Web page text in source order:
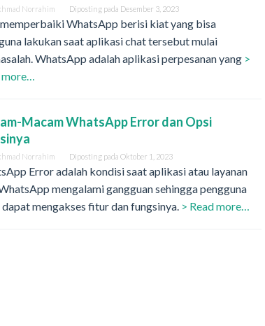
Norrahim Diposting pada Desember 3, 2023
WhatsApp berisi kiat yang bisa
lakukan saat aplikasi chat tersebut mulai
WhatsApp adalah aplikasi perpesanan yang >
more…
Macam WhatsApp Error dan Opsi
Norrahim Diposting pada Oktober 1, 2023
Error adalah kondisi saat aplikasi atau layanan
mengalami gangguan sehingga pengguna
mengakses fitur dan fungsinya. > Read more…